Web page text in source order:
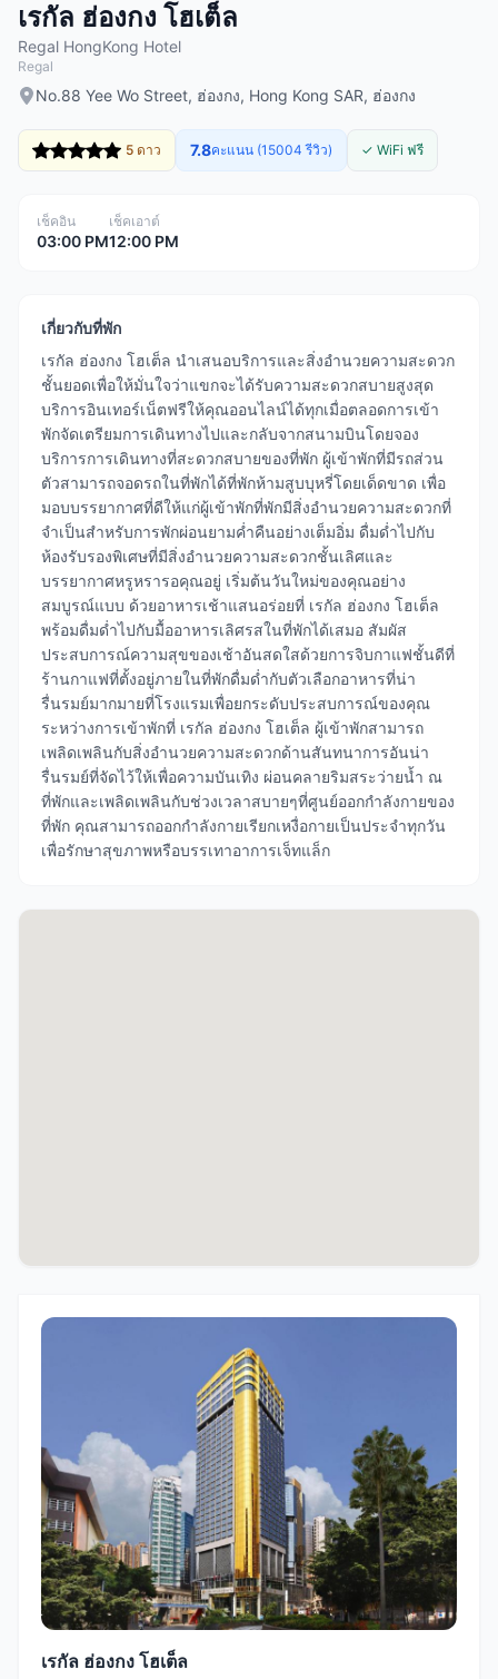
เรกัล ฮ่องกง โฮเต็ล
Regal HongKong Hotel
Regal
No.88 Yee Wo Street, ฮ่องกง, Hong Kong SAR, ฮ่องกง
5 ดาว 7.8คะแนน (15004 รีวิว) ✓ WiFi ฟรี
เช็คอิน
03:00 PM
เช็คเอาต์
12:00 PM
เกี่ยวกับที่พัก
เรกัล ฮ่องกง โฮเต็ล นำเสนอบริการและสิ่งอำนวยความสะดวก
ชั้นยอดเพื่อให้มั่นใจว่าแขกจะได้รับความสะดวกสบายสูงสุด
บริการอินเทอร์เน็ตฟรีให้คุณออนไลน์ได้ทุกเมื่อตลอดการเข้า
พักจัดเตรียมการเดินทางไปและกลับจากสนามบินโดยจอง
บริการการเดินทางที่สะดวกสบายของที่พัก ผู้เข้าพักที่มีรถส่วน
ตัวสามารถจอดรถในที่พักได้ที่พักห้ามสูบบุหรี่โดยเด็ดขาด เพื่อ
มอบบรรยากาศที่ดีให้แก่ผู้เข้าพักที่พักมีสิ่งอำนวยความสะดวกที่
จำเป็นสำหรับการพักผ่อนยามค่ำคืนอย่างเต็มอิ่ม ดื่มด่ำไปกับ
ห้องรับรองพิเศษที่มีสิ่งอำนวยความสะดวกชั้นเลิศและ
บรรยากาศหรูหรารอคุณอยู่ เริ่มต้นวันใหม่ของคุณอย่าง
สมบูรณ์แบบ ด้วยอาหารเช้าแสนอร่อยที่ เรกัล ฮ่องกง โฮเต็ล
พร้อมดื่มด่ำไปกับมื้ออาหารเลิศรสในที่พักได้เสมอ สัมผัส
ประสบการณ์ความสุขของเช้าอันสดใสด้วยการจิบกาแฟชั้นดีที่
ร้านกาแฟที่ตั้งอยู่ภายในที่พักดื่มด่ำกับตัวเลือกอาหารที่น่า
รื่นรมย์มากมายที่โรงแรมเพื่อยกระดับประสบการณ์ของคุณ
ระหว่างการเข้าพักที่ เรกัล ฮ่องกง โฮเต็ล ผู้เข้าพักสามารถ
เพลิดเพลินกับสิ่งอำนวยความสะดวกด้านสันทนาการอันน่า
รื่นรมย์ที่จัดไว้ให้เพื่อความบันเทิง ผ่อนคลายริมสระว่ายน้ำ ณ
ที่พักและเพลิดเพลินกับช่วงเวลาสบายๆที่ศูนย์ออกกำลังกายของ
ที่พัก คุณสามารถออกกำลังกายเรียกเหงื่อกายเป็นประจำทุกวัน
เพื่อรักษาสุขภาพหรือบรรเทาอาการเจ็ทแล็ก
เรกัล ฮ่องกง โฮเต็ล